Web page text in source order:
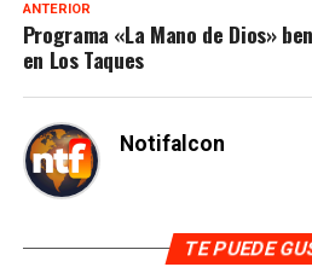
ANTERIOR
Programa «La Mano de Dios»
en Los Taques
Notifalcon
TE PUEDE